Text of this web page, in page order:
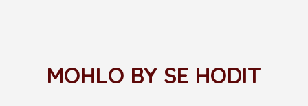
MOHLO BY SE HODIT